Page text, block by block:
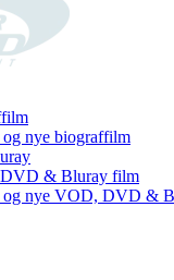
nye biograffilm
& Bluray film
og nye VOD, DVD &